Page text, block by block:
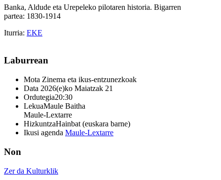
Banka, Aldude eta Urepeleko pilotaren historia. Bigarren
partea: 1830-1914
Iturria: EKE
Laburrean
Mota Zinema eta ikus-entzunezkoak
Data 2026(e)ko Maiatzak 21
Ordutegia20:30
LekuaMaule Baitha
Maule-Lextarre
HizkuntzaHainbat (euskara barne)
Ikusi agenda Maule-Lextarre
Non
Zer da Kulturklik